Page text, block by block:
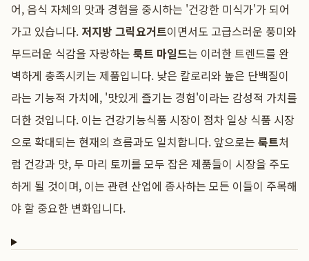
어, 음식 자체의 맛과 경험을 중시하는 '건강한 미식가'가 되어
가고 있습니다. 저지방 그릭요거트이면서도 고급스러운 풍미와
부드러운 식감을 자랑하는 룩트 마일드는 이러한 트렌드를 완
벽하게 충족시키는 제품입니다. 낮은 칼로리와 높은 단백질이
라는 기능적 가치에, '맛있게 즐기는 경험'이라는 감성적 가치를
더한 것입니다. 이는 건강기능식품 시장이 점차 일상 식품 시장
으로 확대되는 현재의 흐름과도 일치합니다. 앞으로는 룩트처
럼 건강과 맛, 두 마리 토끼를 모두 잡은 제품들이 시장을 주도
하게 될 것이며, 이는 관련 산업에 종사하는 모든 이들이 주목해
야 할 중요한 변화입니다.